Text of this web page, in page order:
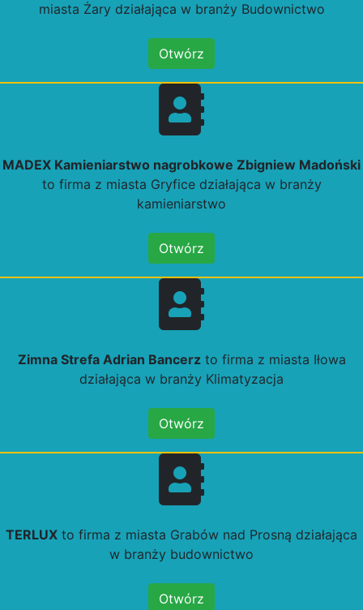
miasta Żary działająca w branży Budownictwo
Otwórz
MADEX Kamieniarstwo nagrobkowe Zbigniew Madoński
to firma z miasta Gryfice działająca w branży
kamieniarstwo
Otwórz
Zimna Strefa Adrian Bancerzto firma z miasta Iłowa
działająca w branży Klimatyzacja
Otwórz
TERLUX to firma z miasta Grabów nad Prosną działająca
w branży budownictwo
Otwórz